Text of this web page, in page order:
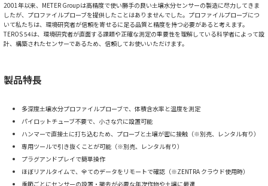
2001年以来、METER Groupは高精度で使い勝手の良い土壌水分センサーの製造に尽力してきま
したが、プロファイルプローブを提供したことはありませんでした。プロファイルプローブにつ
いて私たちは、環境研究者が信頼を寄せるに足る品質と精度を持つ必要があると考えます。
TEROS 54は、環境研究者が直面する課題や正確な測定の重要性を理解している科学者によって設
計、構築されたセンサーであるため、信頼してお使いいただけます。
製品特長
多深度土壌水分プロファイルプローブで、体積含水率と温度を測定
パイロットチューブ不要で、小さな穴に設置可能
ハンマーで直接土に打ち込むため、プローブと土壌が密に接触（※別売、レンタル有り）
専用ツールで引き抜くことが可能（※別売、レンタル有り）
プラグアンドプレイで簡単操作
ほぼリアルタイムで、全てのデータをリモートで確認（※ZENTRA クラウド使用時）
季節ごとにセンサーの設置・撤去が必要な年次作物や土壌に最適